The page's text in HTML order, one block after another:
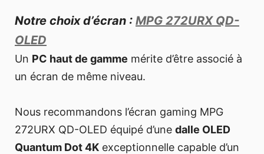
Notre choix d’écran : MPG 272URX QD-
OLED
Un PC haut de gamme mérite d’être associé à
un écran de même niveau.
Nous recommandons l’écran gaming MPG
272URX QD-OLED équipé d’une dalle OLED
Quantum Dot 4K exceptionnelle capable d’un